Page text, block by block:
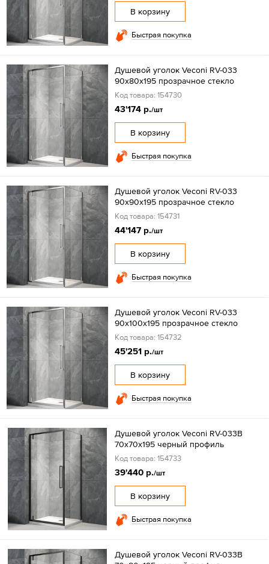
В корзину
Быстрая покупка
Душевой уголок Veconi RV-033
90х80х195 прозрачное стекло
Код товара: 154730
43'174 р./шт
В корзину
Быстрая покупка
Душевой уголок Veconi RV-033
90х90х195 прозрачное стекло
Код товара: 154731
44'147 р./шт
В корзину
Быстрая покупка
Душевой уголок Veconi RV-033
90х100х195 прозрачное стекло
Код товара: 154732
45'251 р./шт
В корзину
Быстрая покупка
Душевой уголок Veconi RV-033B
70х70х195 черный профиль
Код товара: 154733
39'440 р./шт
В корзину
Быстрая покупка
Душевой уголок Veconi RV-033B